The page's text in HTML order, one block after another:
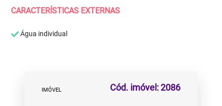
CARACTERÍSTICAS EXTERNAS
Água individual
IMÓVEL Cód. imóvel: 2086